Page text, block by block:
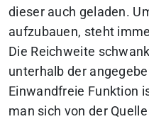
dieser auch geladen.
aufzubauen, steht
Die Reichweite
unterhalb der
Einwandfreie Funktion
man sich von der